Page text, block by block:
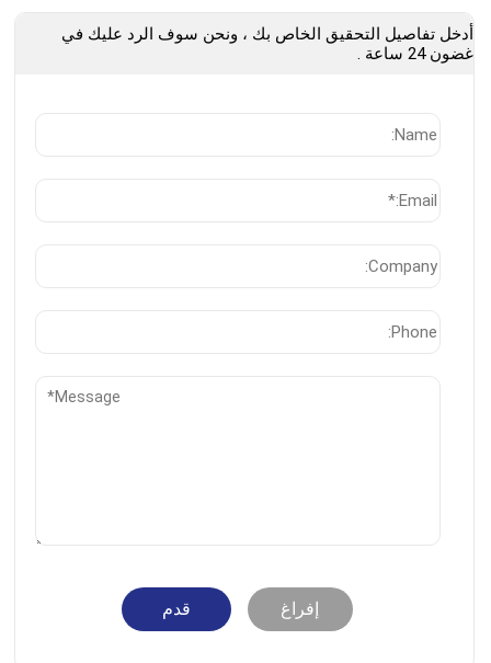
أدخل تفاصيل التحقيق الخاص بك ، ونحن سوف الرد عليك في
غضون 24 ساعة .
قدم إفراغ